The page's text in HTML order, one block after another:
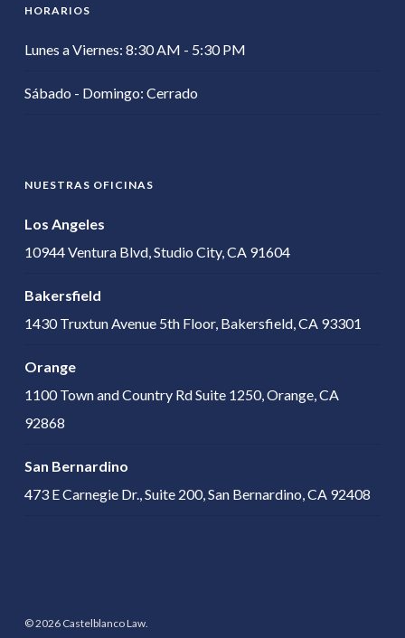
HORARIOS
Lunes a Viernes: 8:30 AM - 5:30 PM
Sábado - Domingo: Cerrado
NUESTRAS OFICINAS
Los Angeles
10944 Ventura Blvd, Studio City, CA 91604
Bakersfield
1430 Truxtun Avenue 5th Floor, Bakersfield, CA 93301
Orange
1100 Town and Country Rd Suite 1250, Orange, CA
92868
San Bernardino
473 E Carnegie Dr., Suite 200, San Bernardino, CA 92408
© 2026 Castelblanco Law.